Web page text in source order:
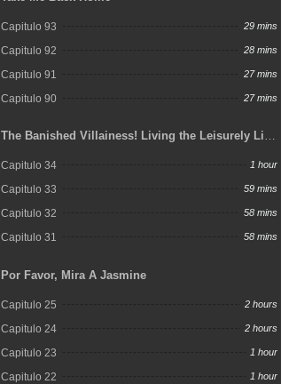
Capitulo 93 29 mins
Capitulo 92 28 mins
Capitulo 91 27 mins
Capitulo 90 27 mins
The Banished Villainess! Living the Leisurely Life
Capitulo 34 1 hour
Capitulo 33 59 mins
Capitulo 32 58 mins
Capitulo 31 58 mins
Por Favor, Mira A Jasmine
Capitulo 25 2 hours
Capitulo 24 2 hours
Capitulo 23 1 hour
Capitulo 22 1 hour